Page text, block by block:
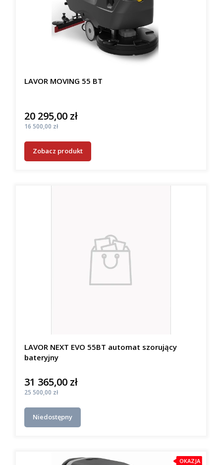
LAVOR MOVING 55 BT
Cena
20 295,00 zł
Cena
16 500,00 zł
Zobacz produkt
LAVOR NEXT EVO 55BT automat szorujący
bateryjny
Cena
31 365,00 zł
Cena
25 500,00 zł
Niedostępny
OKAZJA